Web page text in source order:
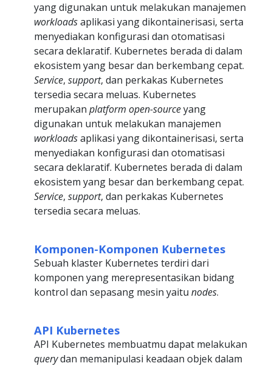
yang digunakan untuk melakukan manajemen
workloadsaplikasi yang dikontainerisasi, serta
menyediakan konfigurasi dan otomatisasi
secara deklaratif. Kubernetes berada di dalam
ekosistem yang besar dan berkembang cepat.
Service, support, dan perkakas Kubernetes
tersedia secara meluas. Kubernetes
merupakan platform open-sourceyang
digunakan untuk melakukan manajemen
workloadsaplikasi yang dikontainerisasi, serta
menyediakan konfigurasi dan otomatisasi
secara deklaratif. Kubernetes berada di dalam
ekosistem yang besar dan berkembang cepat.
Service, support, dan perkakas Kubernetes
tersedia secara meluas.
Komponen-Komponen Kubernetes
Sebuah klaster Kubernetes terdiri dari
komponen yang merepresentasikan bidang
kontrol dan sepasang mesin yaitu nodes.
API Kubernetes
API Kubernetes membuatmu dapat melakukan
querydan memanipulasi keadaan objek dalam